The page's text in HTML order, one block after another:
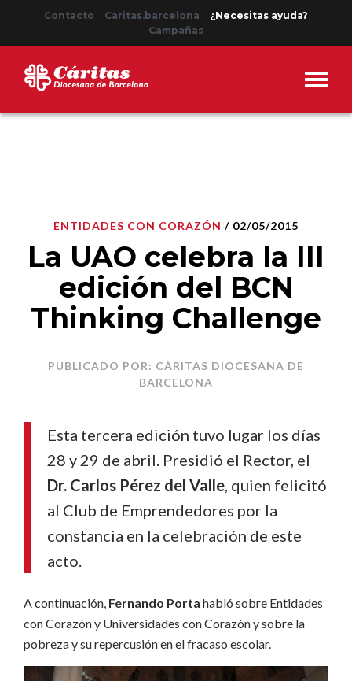
Contacto Caritas.barcelona
¿Necesitas ayuda?
Campañas
ENTIDADES CON CORAZÓN / 02/05/2015
La UAO celebra la III
edición del BCN
Thinking Challenge
PUBLICADO POR: CÁRITAS DIOCESANA DE
BARCELONA
Esta tercera edición tuvo lugar los días
28 y 29 de abril. Presidió el Rector, el
Dr. Carlos Pérez del Valle, quien felicitó
al Club de Emprendedores por la
constancia en la celebración de este
acto.
A continuación, Fernando Porta habló sobre Entidades
con Corazón y Universidades con Corazón y sobre la
pobreza y su repercusión en el fracaso escolar.